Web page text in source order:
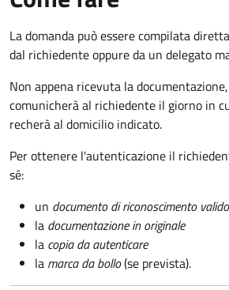
La domanda può essere compilata
dal richiedente oppure da un delegato
Non appena ricevuta la
comunicherà al richiedente il giorno in
recherà al domicilio indicato.
Per ottenere l'autenticazione il
sé:
un documento di riconoscimento valido
la documentazione in originale
la copia da autenticare
la marca da bollo(se prevista).